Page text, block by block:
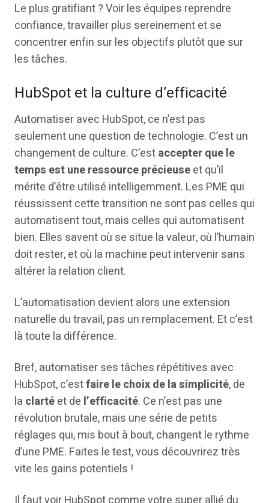
Le plus gratifiant ? Voir les équipes reprendre
confiance, travailler plus sereinement et se
concentrer enfin sur les objectifs plutôt que sur
les tâches.
HubSpot et la culture d’efficacité
Automatiser avec HubSpot, ce n’est pas
seulement une question de technologie. C’est un
changement de culture. C’estaccepter que le
temps est une ressource précieuseet qu’il
mérite d’être utilisé intelligemment. Les PME qui
réussissent cette transition ne sont pas celles qui
automatisent tout, mais celles qui automatisent
bien. Elles savent où se situe la valeur, où l’humain
doit rester, et où la machine peut intervenir sans
altérer la relation client.
L’automatisation devient alors une extension
naturelle du travail, pas un remplacement. Et c’est
là toute la différence.
Bref, automatiser ses tâches répétitives avec
HubSpot, c’estfaire le choix de la simplicité, de
la clartéet de l’efficacité. Ce n’est pas une
révolution brutale, mais une série de petits
réglages qui, mis bout à bout, changent le rythme
d’une PME. Faites le test, vous découvrirez très
vite les gains potentiels !